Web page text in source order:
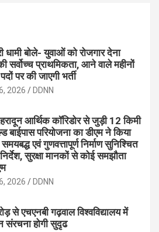
धामी बोले- युवाओं को रोजगार देना
सर्वोच्च प्राथमिकता, आने वाले महीनों
पर की जाएगी भर्ती
2026 DDNN
आर्थिक कॉरिडोर से जुड़ी 12 किमी
बाईपास परियोजना का डीएम ने किया
समयबद्ध एवं गुणवत्तापूर्ण निर्माण सुनिश्चित
सुरक्षा मानकों से कोई समझौता
2026 DDNN
से एचएनबी गढ़वाल विश्वविद्यालय में
होगी सुदृढ